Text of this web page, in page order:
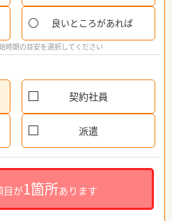
良いところがあれば
時期の目安を選択してください
契約社員
派遣
目が1箇所あります